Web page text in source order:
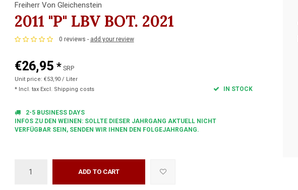
Freiherr Von Gleichenstein
2011 "P" LBV BOT. 2021
0 reviews - add your review
€26,95 * SRP
Unit price: €53,90 / Liter
* Incl. tax Excl. Shipping costs IN STOCK
2-5 BUSINESS DAYS
INFOS ZU DEN WEINEN: SOLLTE DIESER JAHRGANG AKTUELL NICHT
VERFÜGBAR SEIN, SENDEN WIR IHNEN DEN FOLGEJAHRGANG.
ADD TO CART